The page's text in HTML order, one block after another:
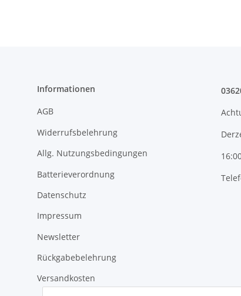
Informationen
AGB
Widerrufsbelehrung
Allg. Nutzungsbedingungen
Batterieverordnung
Datenschutz
Impressum
Newsletter
Rückgabebelehrung
Versandkosten